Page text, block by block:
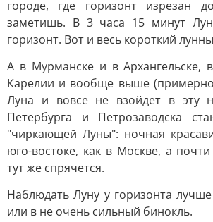
городе, где горизонт изрезан
заметишь. В 3 часа 15 минут
горизонт. Вот и весь короткий
А в Мурманске и в Архангельске,
Карелии и вообще выше
Луна и вовсе не взойдет в эту
Петербурга и Петрозаводска
"чиркающей Луны": ночная
юго-востоке, как в Москве, а
тут же спрячется.
Наблюдать Луну у горизонта
или в не очень сильный бинокль.